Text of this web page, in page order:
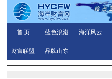
首 页 蓝色浪潮 海洋风云
财富联盟 品牌山东